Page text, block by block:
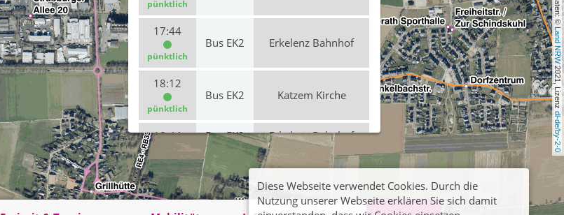
Land NRW
2021, Lizenz
dl-de/by-2-0
pünktlich
17:44
pünktlich
Bus EK2 Erkelenz Bahnhof
18:12
pünktlich
Bus EK2 Katzem Kirche
18:44 Bus EK2 Erkelenz Bahnhof
19:12 Bus EK2 Katzem Kirche
Diese Webseite verwendet Cookies. Durch die
Nutzung unserer Webseite erklären Sie sich damit